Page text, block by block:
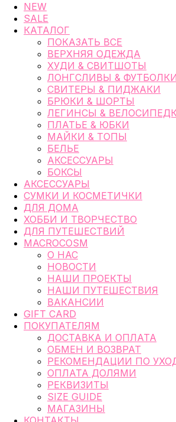
NEW
SALE
КАТАЛОГ
ПОКАЗАТЬ ВСЕ
ВЕРХНЯЯ ОДЕЖДА
ХУДИ & СВИТШОТЫ
ЛОНГСЛИВЫ & ФУТБОЛКИ
СВИТЕРЫ & ПИДЖАКИ
БРЮКИ & ШОРТЫ
ЛЕГИНСЫ &
ПЛАТЬЕ & ЮБКИ
МАЙКИ & ТОПЫ
БЕЛЬЕ
АКСЕССУАРЫ
БОКСЫ
АКСЕССУАРЫ
СУМКИ И КОСМЕТИЧКИ
ДЛЯ ДОМА
ХОББИ И ТВОРЧЕСТВО
ДЛЯ ПУТЕШЕСТВИЙ
MACROCOSM
О НАС
НОВОСТИ
НАШИ ПРОЕКТЫ
НАШИ ПУТЕШЕСТВИЯ
ВАКАНСИИ
GIFT CARD
ПОКУПАТЕЛЯМ
ДОСТАВКА И ОПЛАТА
ОБМЕН И ВОЗВРАТ
РЕКОМЕНДАЦИИ ПО
ОПЛАТА ДОЛЯМИ
РЕКВИЗИТЫ
SIZE GUIDE
МАГАЗИНЫ